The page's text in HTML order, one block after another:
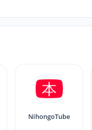
NihongoTube